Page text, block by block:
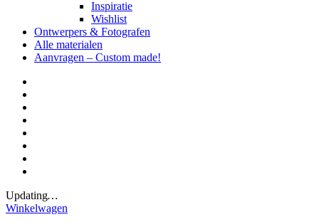
Inspiratie
Wishlist
Ontwerpers & Fotografen
Alle materialen
Aanvragen – Custom made!
Updating…
Winkelwagen